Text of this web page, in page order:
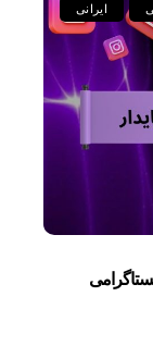
ایرانی